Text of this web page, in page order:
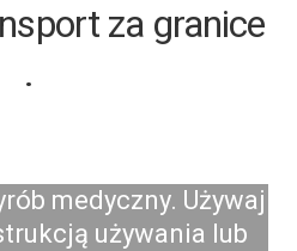
za granice
.
medyczny. Używaj
używania lub